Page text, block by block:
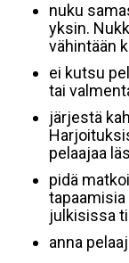
nuku
yksin.
vähintään
ei kutsu
tai
järjestä
pelaajaa
pidä
tapaamisia
julkisissa
anna